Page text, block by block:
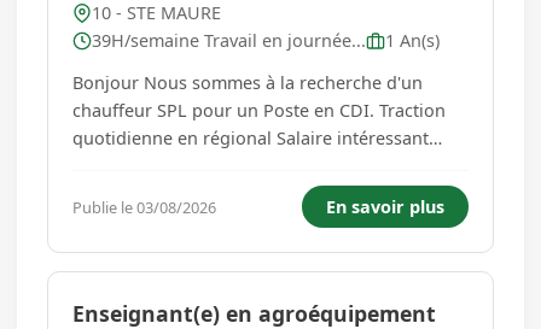
10 - STE MAURE
39H/semaine Travail en journée...
1 An(s)
Bonjour Nous sommes à la recherche d'un
chauffeur SPL pour un Poste en CDI. Traction
quotidienne en régional Salaire intéressant
Publie le 03/08/2026 En savoir plus
Enseignant(e) en agroéquipement